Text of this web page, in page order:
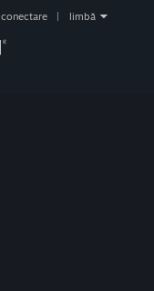
conectare limbă